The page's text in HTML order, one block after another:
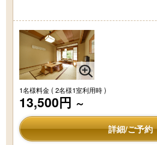
1名様料金( 2名様1室利用時 )
13,500円 ～
詳細/ご予約